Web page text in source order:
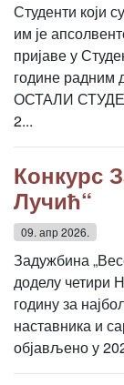
Студенти који
им је
пријаве у
године радним
ОСТАЛИ
2...
Конкурс
Лучић“
09. апр 2026.
Задужбина
доделу четири
годину за
наставника и
објављено у